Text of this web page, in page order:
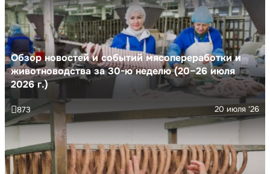
Обзор новостей и событий мясопереработки и
животноводства за 30-ю неделю (20–26 июля
2026 г.)
20 июля '26
873